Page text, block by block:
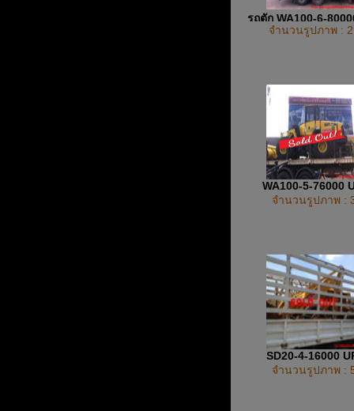
รถตัก WA100-6-
จำนวนรูปภาพ :
WA100-5-76000
จำนวนรูปภาพ :
SD20-4-16000
จำนวนรูปภาพ :